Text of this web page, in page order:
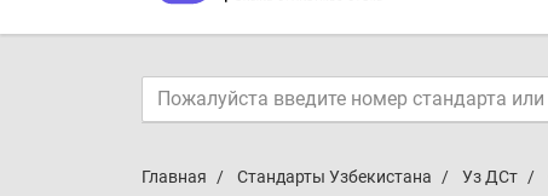
Главная Стандарты Узбекистана Уз ДСт